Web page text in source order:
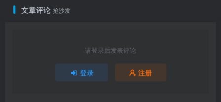
文章评论 抢沙发
请登录后发表评论
登录 注册